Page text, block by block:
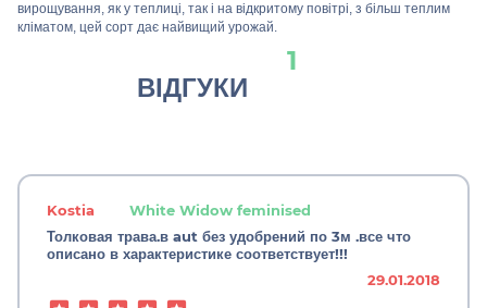
вирощування, як у теплиці, так і на відкритому повітрі, з більш теплим
кліматом, цей сорт дає найвищий урожай.
ВІДГУКИ
1
Kostia
White Widow feminised
Толковая трава.в aut без удобрений по 3м .все что
описано в характеристике соответствует!!!
29.01.2018